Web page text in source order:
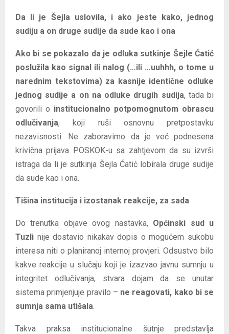
Da li je Šejla uslovila, i ako jeste kako, jednog
sudiju a on druge sudije da sude kao i ona
Ako bi se pokazalo da je odluka sutkinje Šejle Ćatić
poslužila kao signal ili nalog (…ili …uuhhh, o tome u
narednim tekstovima) za kasnije identične odluke
jednog sudije a on na odluke drugih sudija, tada bi
govorili o institucionalno potpomognutom obrascu
odlučivanja, koji ruši osnovnu pretpostavku
nezavisnosti. Ne zaboravimo da je već podnesena
krivična prijava POSKOK-u sa zahtjevom da su izvrši
istraga da li je sutkinja Šejla Ćatić lobirala druge sudije
da sude kao i ona.
Tišina institucija i izostanak reakcije, za sada
Do trenutka objave ovog nastavka, Općinski sud u
Tuzli nije dostavio nikakav dopis o mogućem sukobu
interesa niti o planiranoj internoj provjeri. Odsustvo bilo
kakve reakcije u slučaju koji je izazvao javnu sumnju u
integritet odlučivanja, stvara dojam da se unutar
sistema primjenjuje pravilo – ne reagovati, kako bi se
sumnja sama utišala
Takva praksa institucionalne šutnje predstavlja